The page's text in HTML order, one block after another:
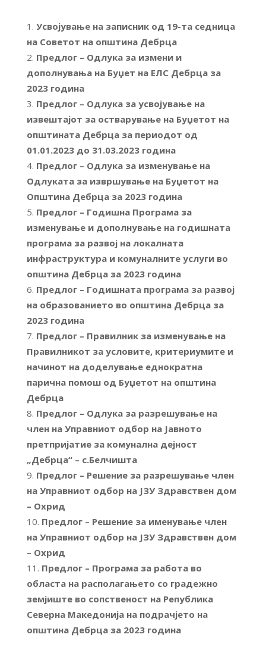
Усвојување на записник од 19-та седница
на Советот на општина Дебрца
Предлог – Одлука за измени и
дополнувања на Буџет на ЕЛС Дебрца за
2023 година
Предлог – Одлука за усвојување на
извештајот за остварување на Буџетот на
општината Дебрца за периодот од
01.01.2023 до 31.03.2023 година
Предлог – Одлука за изменување на
Одлуката за извршување на Буџетот на
Општина Дебрца за 2023 година
Предлог – Годишна Програма за
изменување и дополнување на годишната
програма за развој на локалната
инфраструктура и комуналните услуги во
општина Дебрца за 2023 година
Предлог – Годишната програма за развој
на образованието во општина Дебрца за
2023 година
Предлог – Правилник за изменување на
Правилникот за условите, критериумите и
начинот на доделување еднократна
парична помош од Буџетот на општина
Дебрца
Предлог – Одлука за разрешување на
член на Управниот одбор на Јавното
претпријатие за комунална дејност
„Дебрца“ – с.Белчишта
Предлог – Решение за разрешување член
на Управниот одбор на ЈЗУ Здравствен дом
– Охрид
Предлог – Решение за именување член
на Управниот одбор на ЈЗУ Здравствен дом
– Охрид
Предлог – Програма за работа во
областа на располагањето со градежно
земјиште во сопственост на Република
Северна Македонија на подрачјето на
општина Дебрца за 2023 година